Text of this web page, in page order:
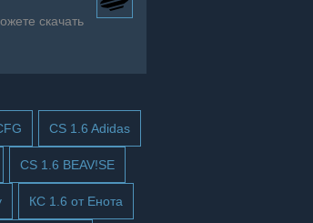
скачать
CS 1.6 Adidas
CS 1.6 BEAV!SE
КС 1.6 от Енота